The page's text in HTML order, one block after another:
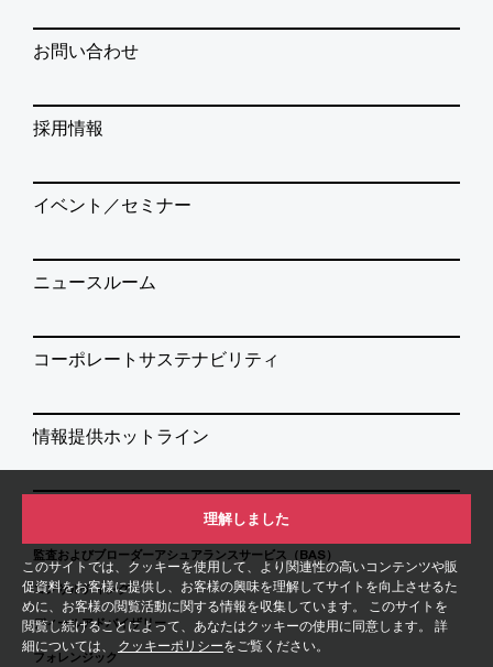
このサイトでは、クッキーを使用して、より関連性の高いコンテンツや販
促資料をお客様に提供し、お客様の興味を理解してサイトを向上させるた
めに、お客様の閲覧活動に関する情報を収集しています。 このサイトを
閲覧し続けることによって、あなたはクッキーの使用に同意します。 詳
細については、 クッキーポリシーをご覧ください。
理解しました
お問い合わせ
採用情報
イベント／セミナー
ニュースルーム
コーポレートサステナビリティ
情報提供ホットライン
監査およびブローダーアシュアランスサービス（BAS）
コンサルティング
ディールアドバイザリー
フォレンジック